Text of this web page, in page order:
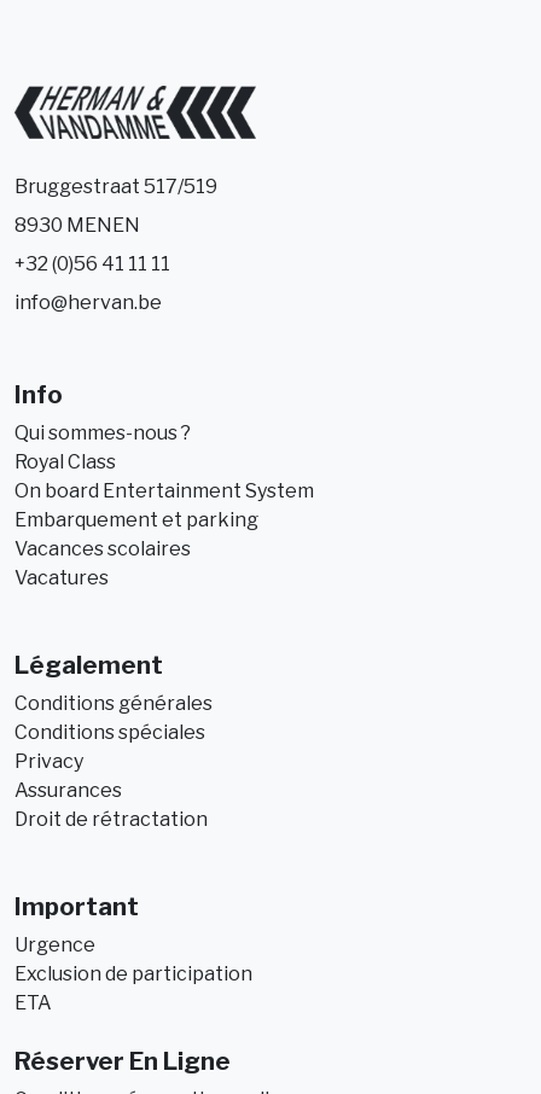
Bruggestraat 517/519
8930 MENEN
+32 (0)56 41 11 11
info@hervan.be
Info
Qui sommes-nous ?
Royal Class
On board Entertainment System
Embarquement et parking
Vacances scolaires
Vacatures
Légalement
Conditions générales
Conditions spéciales
Privacy
Assurances
Droit de rétractation
Important
Urgence
Exclusion de participation
ETA
Réserver En Ligne